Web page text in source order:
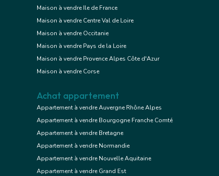
Maison à vendre Ile de France
Maison à vendre Centre Val de Loire
Maison à vendre Occitanie
Maison à vendre Pays de la Loire
Maison à vendre Provence Alpes Côte d'Azur
Maison à vendre Corse
Achat appartement
Appartement à vendre Auvergne Rhône Alpes
Appartement à vendre Bourgogne Franche Comté
Appartement à vendre Bretagne
Appartement à vendre Normandie
Appartement à vendre Nouvelle Aquitaine
Appartement à vendre Grand Est